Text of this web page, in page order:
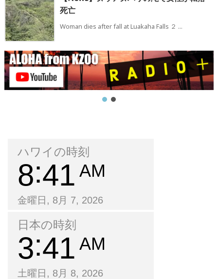
死亡
Woman dies after fall at Luakaha Falls ２ ...
ハワイの時刻
8 41 AM
金曜日, 8月 7, 2026
日本の時刻
3 41 AM
土曜日, 8月 8, 2026